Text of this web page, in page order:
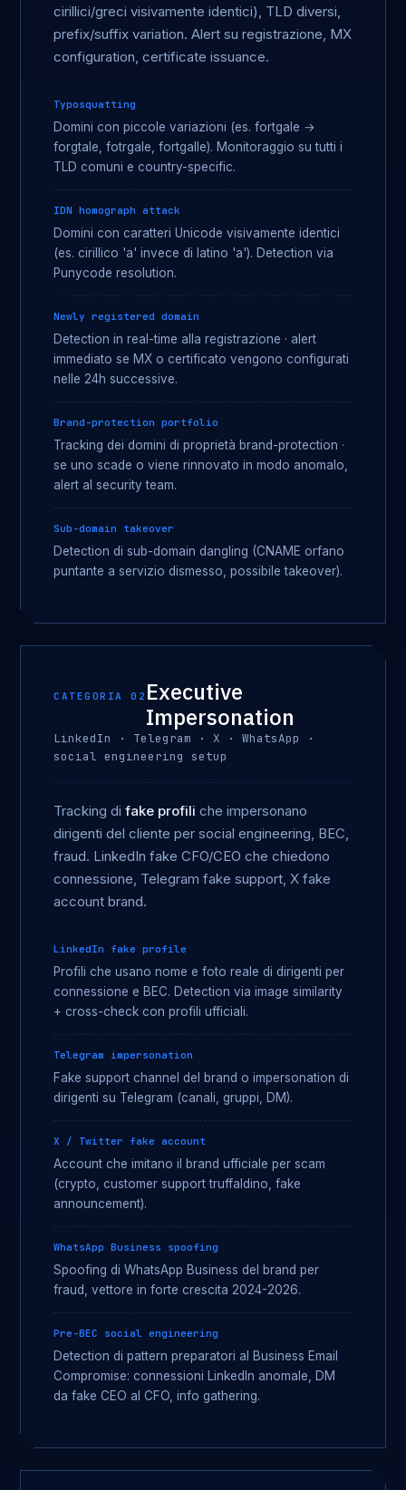
cirillici/greci visivamente identici), TLD diversi,
prefix/suffix variation. Alert su registrazione, MX
configuration, certificate issuance.
Typosquatting
Domini con piccole variazioni (es. fortgale →
forgtale, fotrgale, fortgalle). Monitoraggio su tutti i
TLD comuni e country-specific.
IDN homograph attack
Domini con caratteri Unicode visivamente identici
(es. cirillico 'а' invece di latino 'a'). Detection via
Punycode resolution.
Newly registered domain
Detection in real-time alla registrazione · alert
immediato se MX o certificato vengono configurati
nelle 24h successive.
Brand-protection portfolio
Tracking dei domini di proprietà brand-protection ·
se uno scade o viene rinnovato in modo anomalo,
alert al security team.
Sub-domain takeover
Detection di sub-domain dangling (CNAME orfano
puntante a servizio dismesso, possibile takeover).
CATEGORIA 02 Executive
Impersonation
LinkedIn · Telegram · X · WhatsApp ·
social engineering setup
Tracking di fake profili che impersonano
dirigenti del cliente per social engineering, BEC,
fraud. LinkedIn fake CFO/CEO che chiedono
connessione, Telegram fake support, X fake
account brand.
LinkedIn fake profile
Profili che usano nome e foto reale di dirigenti per
connessione e BEC. Detection via image similarity
+ cross-check con profili ufficiali.
Telegram impersonation
Fake support channel del brand o impersonation di
dirigenti su Telegram (canali, gruppi, DM).
X / Twitter fake account
Account che imitano il brand ufficiale per scam
(crypto, customer support truffaldino, fake
announcement).
WhatsApp Business spoofing
Spoofing di WhatsApp Business del brand per
fraud, vettore in forte crescita 2024-2026.
Pre-BEC social engineering
Detection di pattern preparatori al Business Email
Compromise: connessioni LinkedIn anomale, DM
da fake CEO al CFO, info gathering.